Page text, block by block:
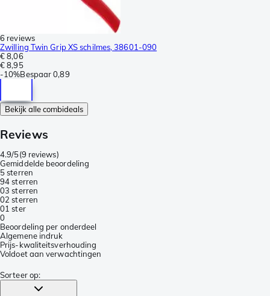
6 reviews
Zwilling Twin Grip XS schilmes, 38601-090
€ 8,06
€ 8,95
-10%Bespaar 0,89
Bekijk alle combideals
Reviews
4.9/5(9 reviews)
Gemiddelde beoordeling
5 sterren
94 sterren
03 sterren
02 sterren
01 ster
0
Beoordeling per onderdeel
Algemene indruk
Prijs-kwaliteitsverhouding
Voldoet aan verwachtingen
Sorteer op: